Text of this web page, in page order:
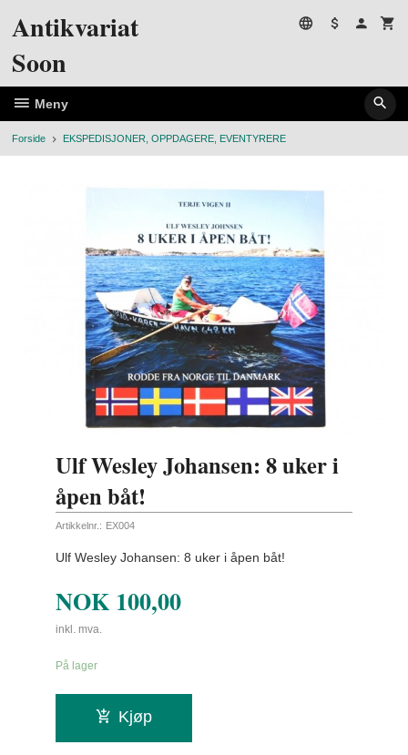
Antikvariat
Soon
Meny
Forside EKSPEDISJONER, OPPDAGERE, EVENTYRERE
Ulf Wesley Johansen: 8 uker i
åpen båt!
Artikkelnr.: EX004
Ulf Wesley Johansen: 8 uker i åpen båt!
NOK 100,00
inkl. mva.
På lager
Kjøp